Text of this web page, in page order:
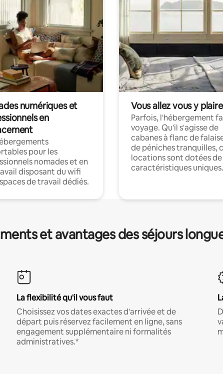
numériques et
en
pour les
nomades et en
disposant du wifi
de travail dédiés.
Vous allez vous y plaire
Parfois, l'hébergement
voyage. Qu'il s'agisse de
cabanes à flanc de
de péniches tranquilles,
locations sont dotées de
caractéristiques uniques.
et avantages des séjours
La flexibilité qu'il vous faut
Choisissez vos dates exactes d'arrivée et de
départ puis réservez facilement en ligne, sans
engagement supplémentaire ni formalités
administratives.*